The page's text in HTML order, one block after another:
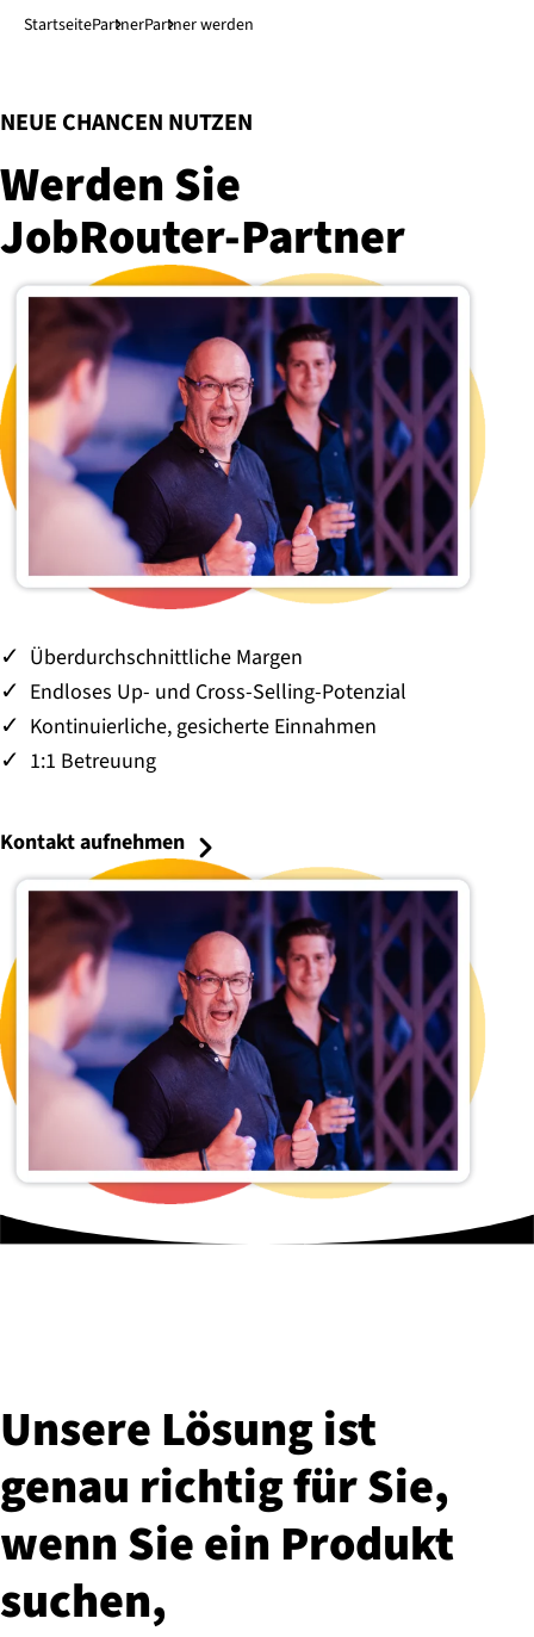
Direkt zum Hauptinhalt↓
StartseitePartnerPartner werden
NEUE CHANCEN NUTZEN
:
Werden Sie
JobRouter-Part­ner
Überdurchschnittliche Margen
Endloses Up- und Cross-Selling-Potenzial
Kontinuierliche, gesicherte Einnahmen
1:1 Betreuung
Kontakt aufnehmen
Unsere Lösung ist
genau richtig für Sie,
wenn Sie ein Produkt
suchen,